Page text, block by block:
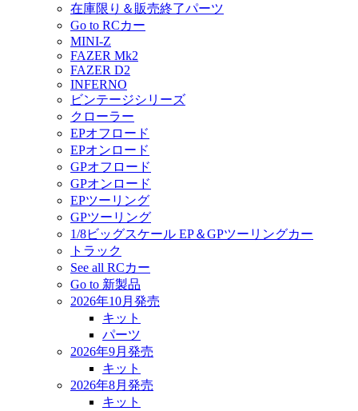
在庫限り＆販売終了パーツ
Go to RCカー
MINI-Z
FAZER Mk2
FAZER D2
INFERNO
ビンテージシリーズ
クローラー
EPオフロード
EPオンロード
GPオフロード
GPオンロード
EPツーリング
GPツーリング
1/8ビッグスケール EP＆GPツーリングカー
トラック
See all RCカー
Go to 新製品
2026年10月発売
キット
パーツ
2026年9月発売
キット
2026年8月発売
キット